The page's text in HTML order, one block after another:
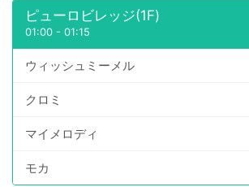
ピューロビレッジ(1F)
01:00 - 01:15
ウィッシュミーメル
クロミ
マイメロディ
モカ